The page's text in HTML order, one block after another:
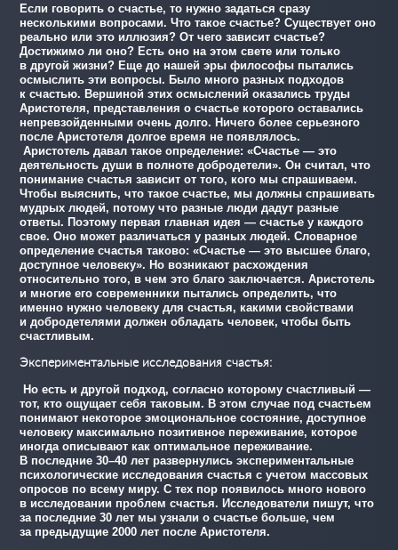
Если говорить о счастье, то нужно задаться сразу
несколькими вопросами. Что такое счастье? Существует оно
реально или это иллюзия? От чего зависит счастье?
Достижимо ли оно? Есть оно на этом свете или только
в другой жизни? Еще до нашей эры философы пытались
осмыслить эти вопросы. Было много разных подходов
к счастью. Вершиной этих осмыслений оказались труды
Аристотеля, представления о счастье которого оставались
непревзойденными очень долго. Ничего более серьезного
после Аристотеля долгое время не появлялось.
Аристотель давал такое определение: «Счастье — это
деятельность души в полноте добродетели». Он считал, что
понимание счастья зависит от того, кого мы спрашиваем.
Чтобы выяснить, что такое счастье, мы должны спрашивать
мудрых людей, потому что разные люди дадут разные
ответы. Поэтому первая главная идея — счастье у каждого
свое. Оно может различаться у разных людей. Словарное
определение счастья таково: «Счастье — это высшее благо,
доступное человеку». Но возникают расхождения
относительно того, в чем это благо заключается. Аристотель
и многие его современники пытались определить, что
именно нужно человеку для счастья, какими свойствами
и добродетелями должен обладать человек, чтобы быть
счастливым.
Экспериментальные исследования счастья:
Но есть и другой подход, согласно которому счастливый —
тот, кто ощущает себя таковым. В этом случае под счастьем
понимают некоторое эмоциональное состояние, доступное
человеку максимально позитивное переживание, которое
иногда описывают как оптимальное переживание.
В последние 30–40 лет развернулись экспериментальные
психологические исследования счастья с учетом массовых
опросов по всему миру. С тех пор появилось много нового
в исследовании проблем счастья. Исследователи пишут, что
за последние 30 лет мы узнали о счастье больше, чем
за предыдущие 2000 лет после Аристотеля.